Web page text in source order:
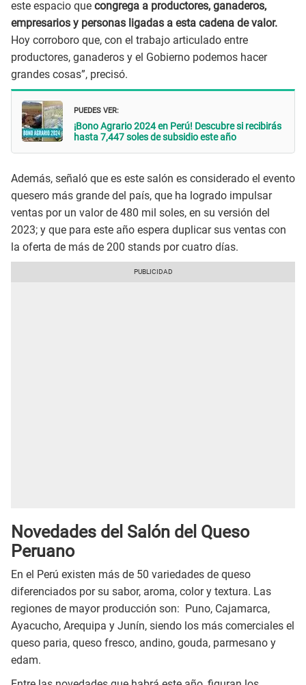
este espacio que congrega a productores, ganaderos,
empresarios y personas ligadas a esta cadena de valor.
Hoy corroboro que, con el trabajo articulado entre
productores, ganaderos y el Gobierno podemos hacer
grandes cosas”, precisó.
PUEDES VER:
¡Bono Agrario 2024 en Perú! Descubre si recibirás
hasta 7,447 soles de subsidio este año
Además, señaló que es este salón es considerado el evento
quesero más grande del país, que ha logrado impulsar
ventas por un valor de 480 mil soles, en su versión del
2023; y que para este año espera duplicar sus ventas con
la oferta de más de 200 stands por cuatro días.
Novedades del Salón del Queso
Peruano
En el Perú existen más de 50 variedades de queso
diferenciados por su sabor, aroma, color y textura. Las
regiones de mayor producción son: Puno, Cajamarca,
Ayacucho, Arequipa y Junín, siendo los más comerciales el
queso paria, queso fresco, andino, gouda, parmesano y
edam.